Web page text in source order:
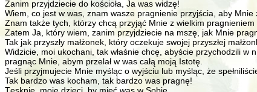
Zanim przyjdziecie do kościoła, Ja was widzę!
Wiem, co jest w was, znam wasze pragnienie przyjścia, aby
Znam także tych, którzy chcą przyjąć Mnie z wielkim pragnieniem
Zatem Ja, który wiem, zanim przyjdziecie na mszę, jak Mnie
Tak jak przyszły małżonek, który oczekuje swojej przyszłej
Widzicie, moi ukochani, tak właśnie chcę, abyście przychodzili w
pragnąc Mnie, abym przelał w was całą moją Istotę.
Jeśli przyjmujecie Mnie myśląc o wyjściu lub myśląc, że
Tak bardzo was kocham, tak bardzo was pragnę!